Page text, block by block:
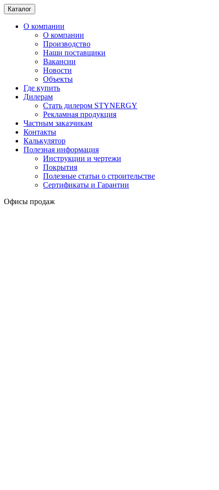
Каталог
О компании
О компании
Производство
Наши поставщики
Вакансии
Новости
Объекты
Где купить
Дилерам
Стать дилером STYNERGY
Рекламная продукция
Частным заказчикам
Контакты
Калькулятор
Полезная информация
Инструкции и чертежи
Покрытия
Полезные статьи о строительстве
Сертификаты и Гарантии
Офисы продаж